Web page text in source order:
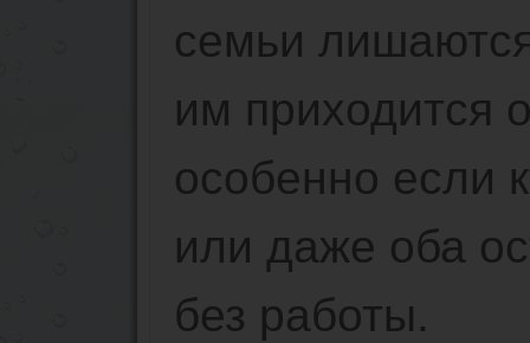
семьи
им приходится
особенно если
или даже оба
без работы.